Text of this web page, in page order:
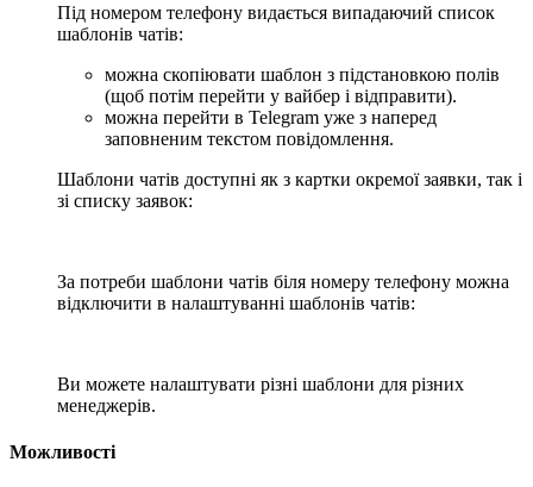
Під номером телефону видається випадаючий список
шаблонів чатів:
можна скопіювати шаблон з підстановкою полів
(щоб потім перейти у вайбер і відправити).
можна перейти в Telegram уже з наперед
заповненим текстом повідомлення.
Шаблони чатів доступні як з картки окремої заявки, так і
зі списку заявок:
За потреби шаблони чатів біля номеру телефону можна
відключити в налаштуванні шаблонів чатів:
Ви можете налаштувати різні шаблони для різних
менеджерів.
Можливості